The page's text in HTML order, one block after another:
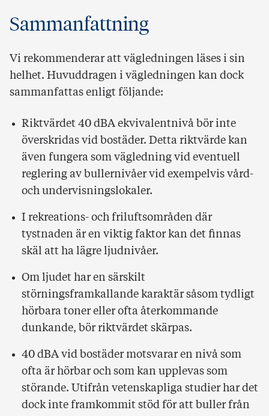
Sammanfattning
Vi rekommenderar att vägledningen läses i sin
helhet. Huvuddragen i vägledningen kan dock
sammanfattas enligt följande:
Riktvärdet 40 dBA ekvivalentnivå bör inte
överskridas vid bostäder. Detta riktvärde kan
även fungera som vägledning vid eventuell
reglering av bullernivåer vid exempelvis vård-
och undervisningslokaler.
I rekreations- och friluftsområden där
tystnaden är en viktig faktor kan det finnas
skäl att ha lägre ljudnivåer.
Om ljudet har en särskilt
störningsframkallande karaktär såsom tydligt
hörbara toner eller ofta återkommande
dunkande, bör riktvärdet skärpas.
40 dBA vid bostäder motsvarar en nivå som
ofta är hörbar och som kan upplevas som
störande. Utifrån vetenskapliga studier har det
dock inte framkommit stöd för att buller från